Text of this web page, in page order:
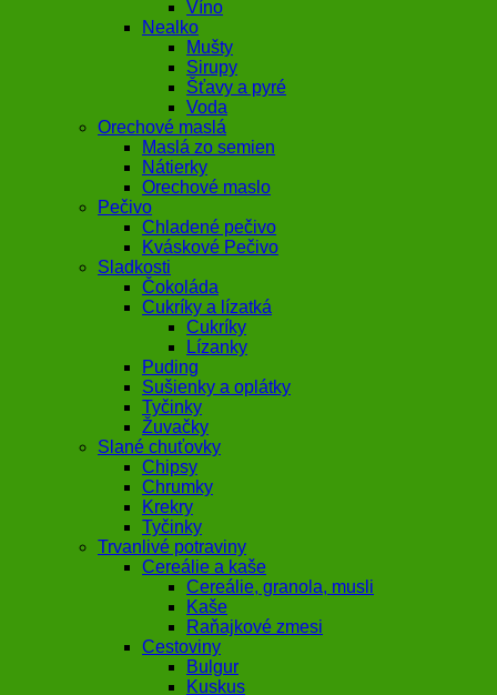
Víno
Nealko
Mušty
Sirupy
Šťavy a pyré
Voda
Orechové maslá
Maslá zo semien
Nátierky
Orechové maslo
Pečivo
Chladené pečivo
Kváskové Pečivo
Sladkosti
Čokoláda
Cukríky a lízatká
Cukríky
Lízanky
Puding
Sušienky a oplátky
Tyčinky
Žuvačky
Slané chuťovky
Chipsy
Chrumky
Krekry
Tyčinky
Trvanlivé potraviny
Cereálie a kaše
Cereálie, granola, musli
Kaše
Raňajkové zmesi
Cestoviny
Bulgur
Kuskus